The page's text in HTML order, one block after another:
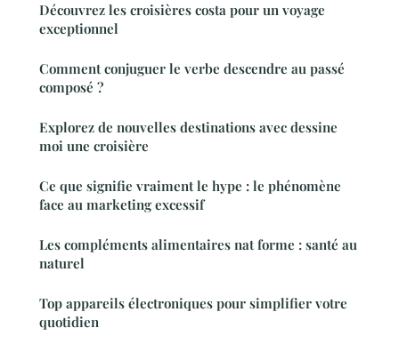
Découvrez les croisières costa pour un voyage
exceptionnel
Comment conjuguer le verbe descendre au passé
composé ?
Explorez de nouvelles destinations avec dessine
moi une croisière
Ce que signifie vraiment le hype : le phénomène
face au marketing excessif
Les compléments alimentaires nat forme : santé au
naturel
Top appareils électroniques pour simplifier votre
quotidien